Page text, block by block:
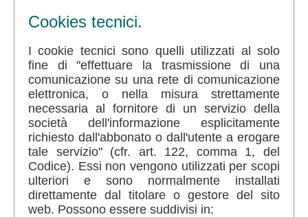
Cookies tecnici.
I cookie tecnici sono quelli utilizzati al solo
fine di "effettuare la trasmissione di una
comunicazione su una rete di comunicazione
elettronica, o nella misura strettamente
necessaria al fornitore di un servizio della
società dell'informazione esplicitamente
richiesto dall'abbonato o dall'utente a erogare
tale servizio" (cfr. art. 122, comma 1, del
Codice). Essi non vengono utilizzati per scopi
ulteriori e sono normalmente installati
direttamente dal titolare o gestore del sito
web. Possono essere suddivisi in: